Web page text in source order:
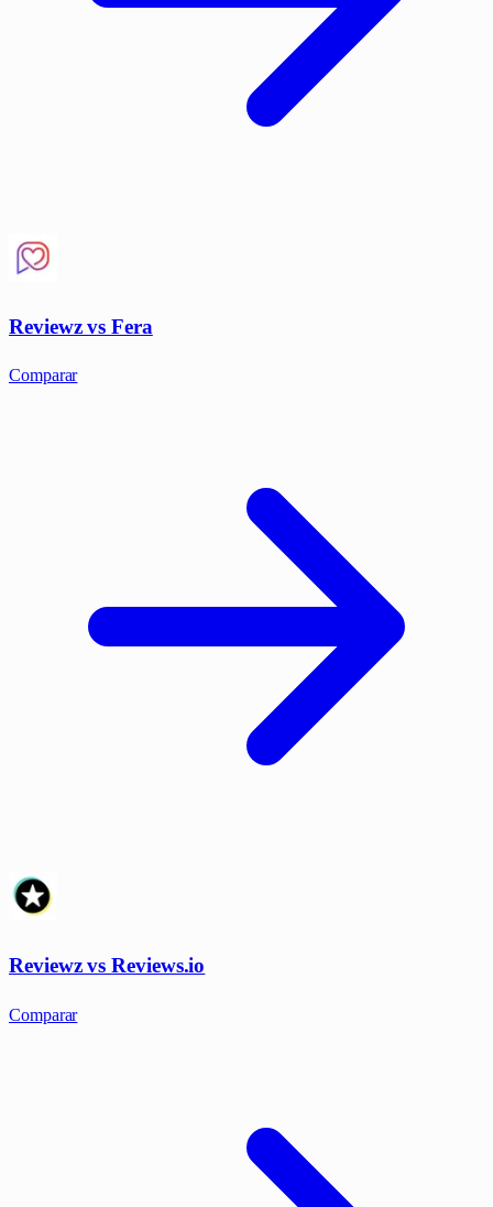
Reviewz vs Fera
Comparar
Reviewz vs Reviews.io
Comparar